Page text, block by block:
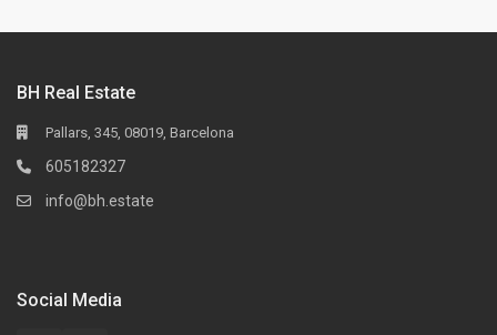
BH Real Estate
Pallars, 345, 08019, Barcelona
605182327
info@bh.estate
Social Media